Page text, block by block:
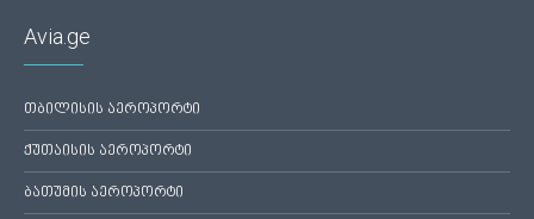
Avia.ge
თბილისის აეროპორტი
ქუთაისის აეროპორტი
ბათუმის აეროპორტი